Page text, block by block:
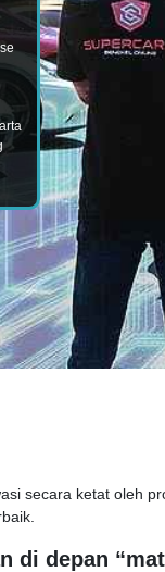
secara ketat oleh
di depan